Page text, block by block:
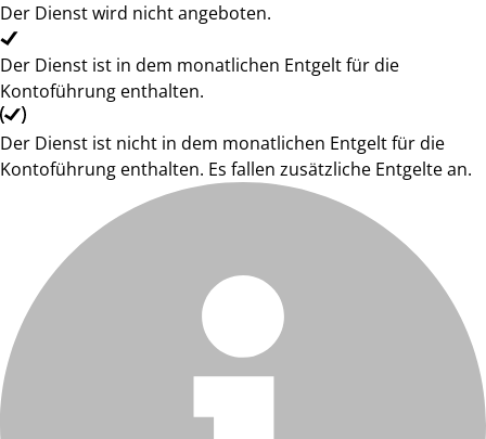
Der Dienst wird nicht angeboten.
Der Dienst ist in dem monatlichen Entgelt für die
Kontoführung enthalten.
Der Dienst ist nicht in dem monatlichen Entgelt für die
Kontoführung enthalten. Es fallen zusätzliche Entgelte an.